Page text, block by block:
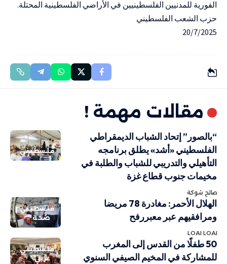
الفورية للمدنيين الفلسطينيين في الأراضي الفلسطينية المحتلة.
حزب الشعب الفلسطيني
20/7/2025
مقالات مهمة !
فلسطيني
“بالصور” إتحاد الشباب الديمقراطي
الفلسطيني «أشد» يطلق برنامجه
التأهيلي والتدريبي للشباب والطلبة في
مخيمات جنوب قطاع غزة
صالح شوكة
فلسطيني
صحة
الهلال الأحمر: مغادرة 78 مريضا
ومرافقيهم عبر معبررفح
LOAI LOAI
فلسطيني
عربي
50 طفلًا من القدس إلى المغرب
للمشاركة في المخيم الصيفي السنوي